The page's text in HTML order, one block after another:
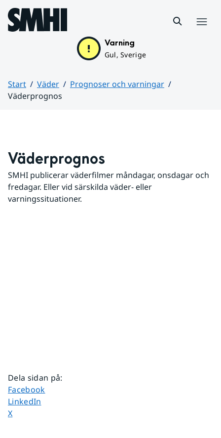
Hoppa till sidans innehåll
Varning
Gul, Sverige
Start Väder
Prognoser och varningar
Väderprognos
Väderprognos
SMHI publicerar väderfilmer måndagar, onsdagar och
fredagar. Eller vid särskilda väder- eller
varningssituationer.
Dela sidan på:
Dela sidan på
Facebook
Dela sidan på
LinkedIn
Dela sidan på
X